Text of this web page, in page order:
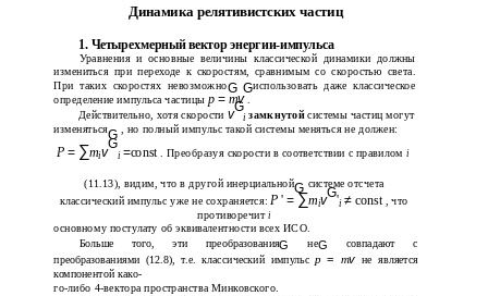
Динамика релятивистских частиц
1. Четырехмерный вектор энергии-импульса
Уравнения и основные величины классической динамики должны
измениться при переходе к скоростям, сравнимым со скоростью света.
При таких скоростях невозможноG Gиспользовать даже классическое
определение импульса частицы p = mv.
Действительно, хотя скорости v
G
iзамкнутойсистемы частиц могут
изменятьсяG , но полный импульс такой системы меняться не должен:
P = ∑miv
G
i=const . Преобразуя скорости в соответствии с правилом i
(11.13), видим, что в другой инерциальнойG системе отсчета
классический импульс уже не сохраняется:P'= ∑miv
G
'i≠const, что
противоречитi
основному постулату об эквивалентности всех ИСО.
Больше того, эти преобразованияGнеG совпадают с
преобразованиями (12.8), т.е. классический импульсp= mv не является
компонентой како-
го-либо 4-вектора пространства Минковского.